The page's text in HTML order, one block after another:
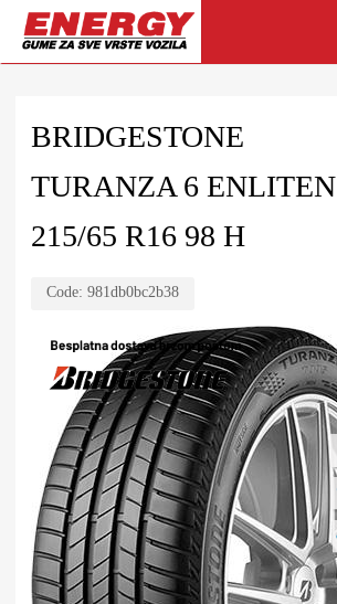
BRIDGESTONE
TURANZA 6 ENLITEN
215/65 R16 98 H
Code: 981db0bc2b38